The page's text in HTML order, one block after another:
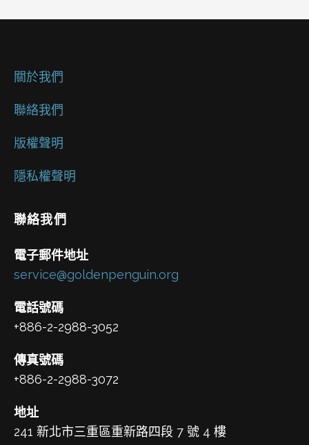
關於我們
聯絡我們
版權聲明
隱私權聲明
聯絡我們
電子郵件地址
service@goldenpenguin.org
電話號碼
+886-2-2988-3052
傳真號碼
+886-2-2988-3072
地址
241 新北市三重區重新路四段 7 號 4 樓